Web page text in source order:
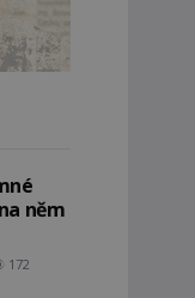
něm
172